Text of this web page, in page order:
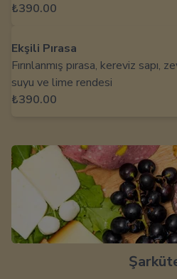
₺390.00
Ekşili Pırasa
Fırınlanmış pırasa, kereviz sapı,
suyu ve lime rendesi
₺390.00